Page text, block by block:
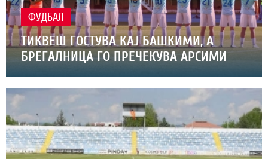
ФУДБАЛ
ТИКВЕШ ГОСТУВА КАЈ БАШКИМИ, А
БРЕГАЛНИЦА ГО ПРЕЧЕКУВА АРСИМИ